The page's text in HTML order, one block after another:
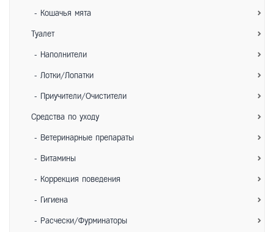
- Кошачья мята
Туалет
- Наполнители
- Лотки/Лопатки
- Приучители/Очистители
Средства по уходу
- Ветеринарные препараты
- Витамины
- Коррекция поведения
- Гигиена
- Расчески/Фурминаторы